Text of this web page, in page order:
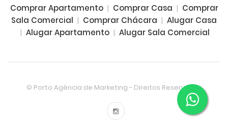
Comprar Apartamento| Comprar Casa | Comprar
Sala Comercial | Comprar Chácara | Alugar Casa
| Alugar Apartamento | Alugar Sala Comercial
© Porto Agência de Marketing - Direitos Reservados